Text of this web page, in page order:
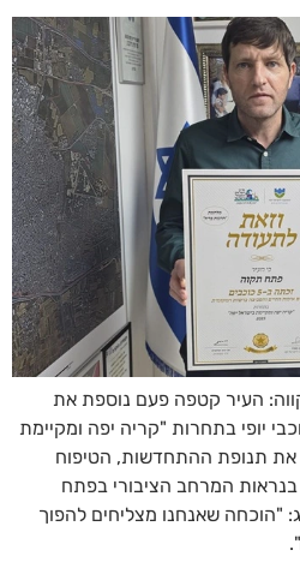
העיר קטפה פעם נוספת את
יופי בתחרות "קריה יפה ומקיימת
את תנופת ההתחדשות, הטיפוח
המרחב הציבורי בפתח
"הוכחה שאנחנו מצליחים להפוך